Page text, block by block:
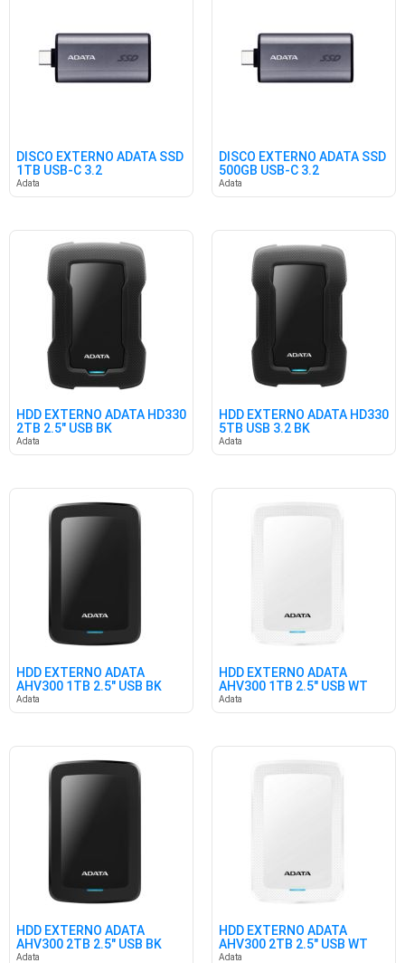
DISCO EXTERNO ADATA SSD
1TB USB-C 3.2
Adata
DISCO EXTERNO ADATA SSD
500GB USB-C 3.2
Adata
HDD EXTERNO ADATA HD330
2TB 2.5" USB BK
Adata
HDD EXTERNO ADATA HD330
5TB USB 3.2 BK
Adata
HDD EXTERNO ADATA
AHV300 1TB 2.5" USB BK
Adata
HDD EXTERNO ADATA
AHV300 1TB 2.5" USB WT
Adata
HDD EXTERNO ADATA
AHV300 2TB 2.5" USB BK
Adata
HDD EXTERNO ADATA
AHV300 2TB 2.5" USB WT
Adata